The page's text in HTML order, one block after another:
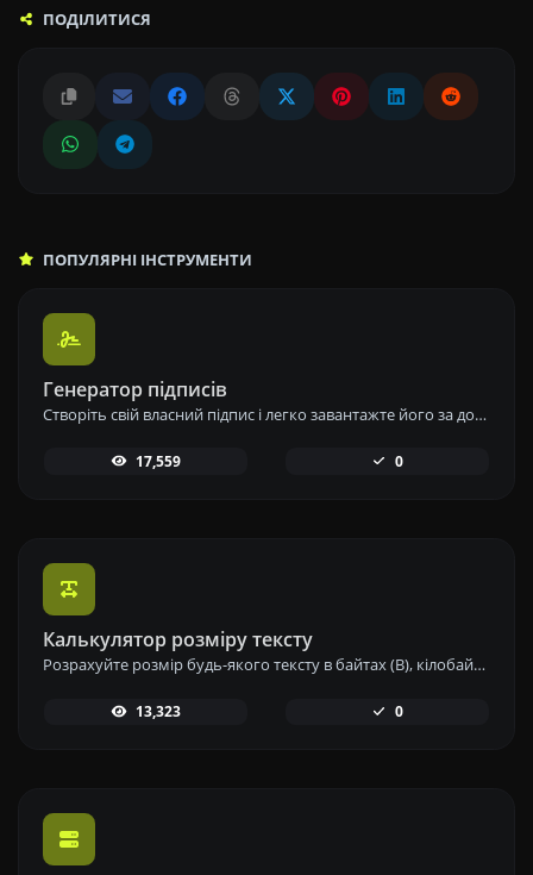
ПОДІЛИТИСЯ
ПОПУЛЯРНІ ІНСТРУМЕНТИ
Генератор підписів
Створіть свій власний підпис і легко завантажте його за допомогою нашого інструменту генератора підписів для персоналізованих електронних підписів.
17,559 0
Калькулятор розміру тексту
Розрахуйте розмір будь-якого тексту в байтах (B), кілобайтах (KB) або мегабайтах (MB) за допомогою нашого інструменту для обчислення розміру тексту.
13,323 0